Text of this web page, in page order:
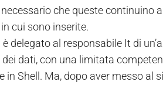
che queste continuino
cui sono inserite.
delegato al responsabile It di
dati, con una limitata
Shell. Ma, dopo aver messo al